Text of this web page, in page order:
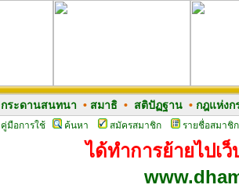
กระดานสนทนา • สมาธิ• สติปัฏฐาน• กฎแห่งก
คู่มือการใช้ ค้นหา สมัครสมาชิก รายชื่อสมาชิก
ได้ทำการย้ายไปเ